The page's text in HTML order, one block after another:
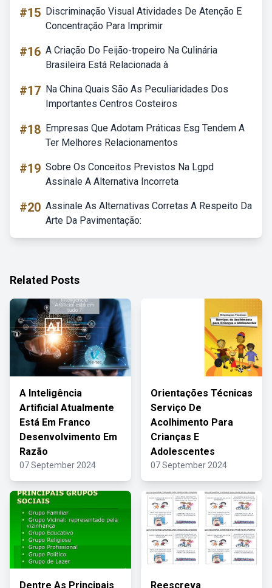
#15 Discriminação Visual Atividades De Atenção E
Concentração Para Imprimir
#16 A Criação Do Feijão-tropeiro Na Culinária
Brasileira Está Relacionada à
#17 Na China Quais São As Peculiaridades Dos
Importantes Centros Costeiros
#18 Empresas Que Adotam Práticas Esg Tendem A
Ter Melhores Relacionamentos
#19 Sobre Os Conceitos Previstos Na Lgpd
Assinale A Alternativa Incorreta
#20 Assinale As Alternativas Corretas A Respeito Da
Arte Da Pavimentação:
Related Posts
A Inteligência
Artificial Atualmente
Está Em Franco
Desenvolvimento Em
Razão
07 September 2024
Orientações Técnicas
Serviço De
Acolhimento Para
Crianças E
Adolescentes
07 September 2024
Dentre As Principais Reescreva